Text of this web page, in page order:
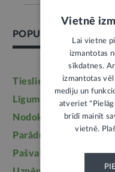
POPULĀRĀKĀS
Tieslietas (6246)
Līgumi, dokumenti
Nodokļi
(3710)
Parādu piedziņa
Pašvaldības
(2217)
Vietnē
Lai vietne
izmantotas
sīkdatnes.
izmantotas
mediju un
atveriet
brīdī mainīt
vietnē.